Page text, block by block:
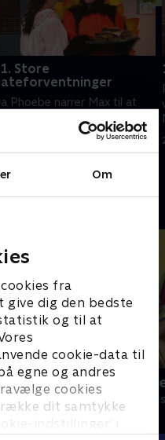
Om
fra
dig den bedste
og til at
cookie-data til
egne og andres
cookies
dit samtykke
indstillinger’ i
Store
Phoebe narrer Max til at
søger han hævn.
februar 2023 • 21 min
Gennem
Børneserier •